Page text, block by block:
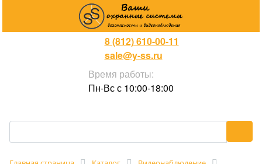
8 (812) 610-00-11
sale@y-ss.ru
Время работы:
Пн-Вс с 10:00-18:00